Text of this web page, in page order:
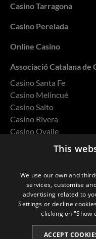
Casino Tarragona
Casino Perelada
Online Casino
Associació Catalana de
Casino Santa Fe
Casino Melincué
Casino Salto
Casino Rivera
Casino Ovalle
Privacy Policy
Cookies
Environmental and Quality
This
We use our own and
services, customise
advertising related to
Settings or decline
clicking on "Show
ACCEPT